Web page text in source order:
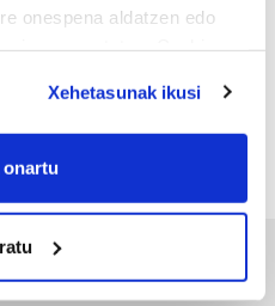
onespena aldatzen edo
to:
your geographical
actively scanning it for
Xehetasunak ikusi
onartu
gehienetan, jendeak